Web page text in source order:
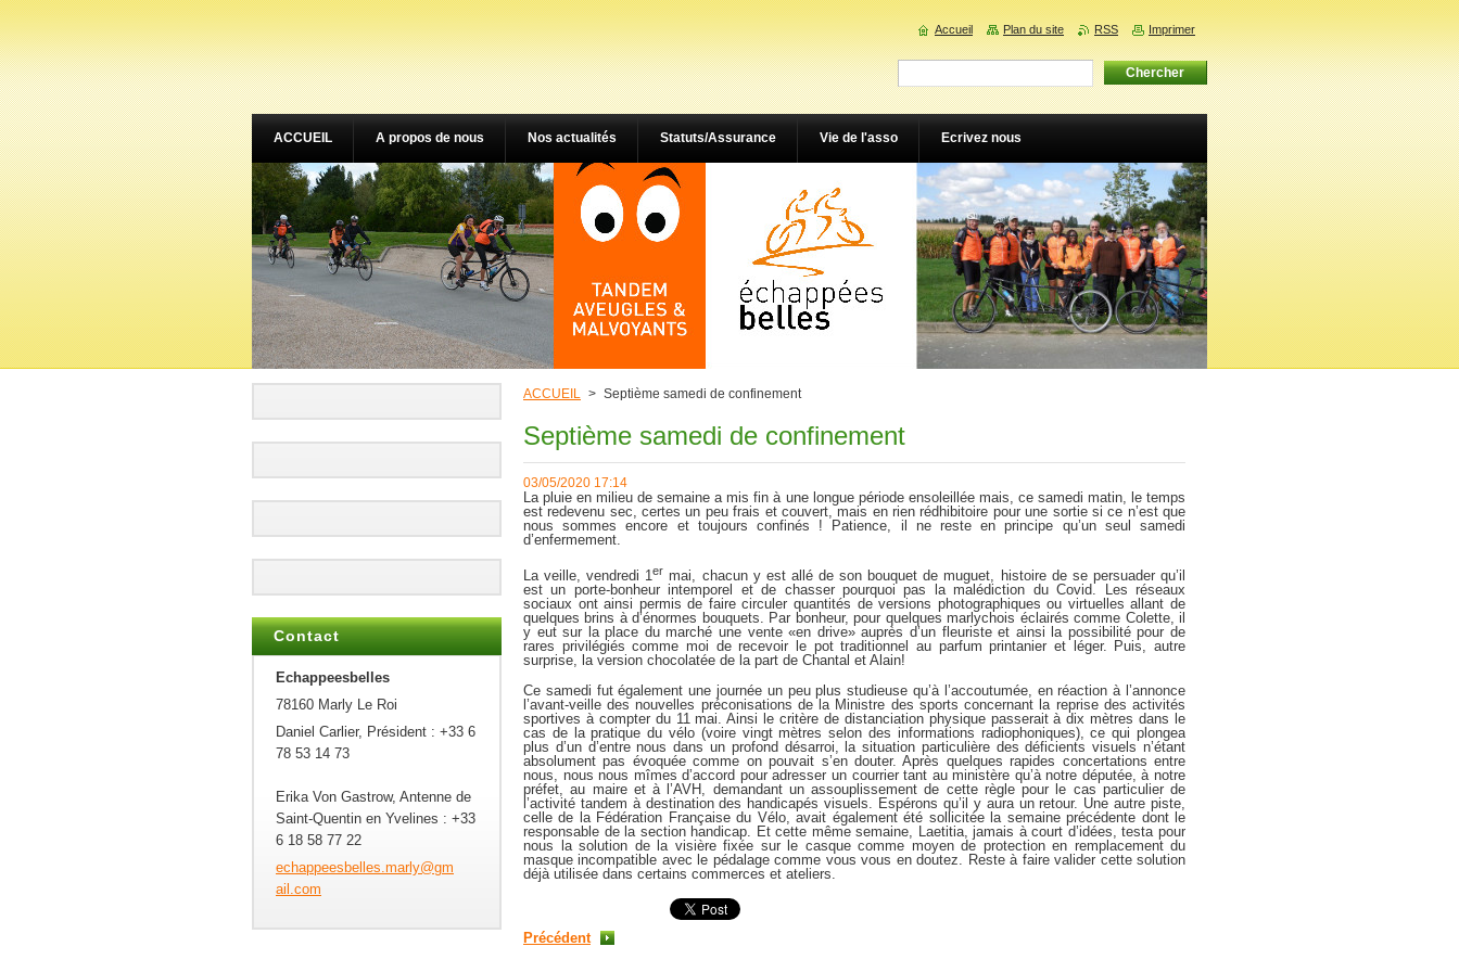
ACCUEIL > Septième samedi de confinement
Septième samedi de confinement
03/05/2020 17:14
La pluie en milieu de semaine a mis fin à une longue période ensoleillée mais, ce samedi matin, le temps
est redevenu sec, certes un peu frais et couvert, mais en rien rédhibitoire pour une sortie si ce n’est que
nous sommes encore et toujours confinés ! Patience, il ne reste en principe qu’un seul samedi
d’enfermement.
La veille, vendredi 1er mai, chacun y est allé de son bouquet de muguet, histoire de se persuader qu’il
est un porte-bonheur intemporel et de chasser pourquoi pas la malédiction du Covid. Les réseaux
sociaux ont ainsi permis de faire circuler quantités de versions photographiques ou virtuelles allant de
quelques brins à d’énormes bouquets. Par bonheur, pour quelques marlychois éclairés comme Colette, il
y eut sur la place du marché une vente «en drive» auprès d’un fleuriste et ainsi la possibilité pour de
rares privilégiés comme moi de recevoir le pot traditionnel au parfum printanier et léger. Puis, autre
surprise, la version chocolatée de la part de Chantal et Alain!
Ce samedi fut également une journée un peu plus studieuse qu’à l’accoutumée, en réaction à l’annonce
l’avant-veille des nouvelles préconisations de la Ministre des sports concernant la reprise des activités
sportives à compter du 11 mai. Ainsi le critère de distanciation physique passerait à dix mètres dans le
cas de la pratique du vélo (voire vingt mètres selon des informations radiophoniques), ce qui plongea
plus d’un d’entre nous dans un profond désarroi, la situation particulière des déficients visuels n’étant
absolument pas évoquée comme on pouvait s’en douter. Après quelques rapides concertations entre
nous, nous nous mîmes d’accord pour adresser un courrier tant au ministère qu’à notre députée, à notre
préfet, au maire et à l’AVH, demandant un assouplissement de cette règle pour le cas particulier de
l’activité tandem à destination des handicapés visuels. Espérons qu’il y aura un retour. Une autre piste,
celle de la Fédération Française du Vélo, avait également été sollicitée la semaine précédente dont le
responsable de la section handicap. Et cette même semaine, Laetitia, jamais à court d’idées, testa pour
nous la solution de la visière fixée sur le casque comme moyen de protection en remplacement du
masque incompatible avec le pédalage comme vous vous en doutez. Reste à faire valider cette solution
déjà utilisée dans certains commerces et ateliers.
Précédent
Contact
Echappeesbelles
78160 Marly Le Roi
Daniel Carlier, Président : +33 6
78 53 14 73
Erika Von Gastrow, Antenne de
Saint-Quentin en Yvelines : +33
6 18 58 77 22
echappeesbelles.marly@gm
ail.com
ACCUEIL A propos de nous Nos actualités Statuts/Assurance Vie de l'asso Ecrivez nous
Accueil Plan du site RSS Imprimer